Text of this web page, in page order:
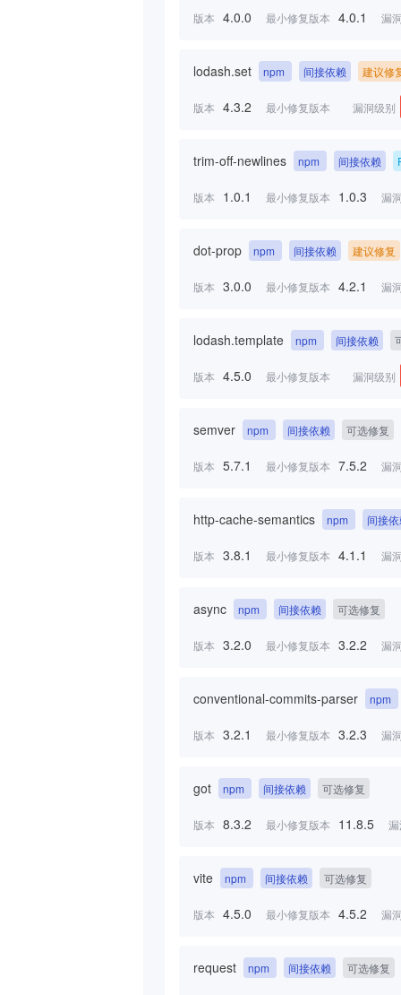
版本 4.0.0 最小修复版本 4.0.1 漏
lodash.set npm 间接依赖 建议修
版本 4.3.2 最小修复版本 漏洞级别
trim-off-newlines npm 间接依赖
版本 1.0.1 最小修复版本 1.0.3 漏
dot-prop npm 间接依赖 建议修复
版本 3.0.0 最小修复版本 4.2.1 漏
lodash.template npm 间接依赖
版本 4.5.0 最小修复版本 漏洞级别
semver npm 间接依赖 可选修复
版本 5.7.1 最小修复版本 7.5.2 漏
http-cache-semantics npm 间接
版本 3.8.1 最小修复版本 4.1.1 漏
async npm 间接依赖 可选修复
版本 3.2.0 最小修复版本 3.2.2 漏
conventional-commits-parser npm
版本 3.2.1 最小修复版本 3.2.3 漏
got npm 间接依赖 可选修复
版本 8.3.2 最小修复版本 11.8.5
vite npm 间接依赖 可选修复
版本 4.5.0 最小修复版本 4.5.2 漏
request npm 间接依赖 可选修复